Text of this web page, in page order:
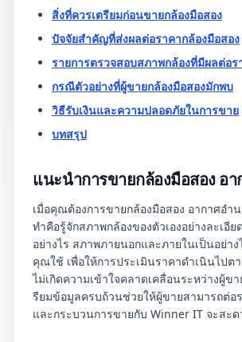
สิ่งที่ควรเตรียมก่อนขายกล้องมือสอง
ปัจจัยสำคัญที่ส่งผลต่อราคากล้องมือสอง
รายการตรวจสอบสภาพกล้องที่มีผลต่อร
กรณีตัวอย่างที่ผู้ขายกล้องมือสองมักพบ
วิธีรับเงินและความปลอดภัยในการขาย
บทสรุป
แนะนำการขายกล้องมือสอง อ
เมื่อคุณต้องการขายกล้องมือสอง อากาศอำ
ทำคือรู้จักสภาพกล้องของตัวเองอย่างละเอี
อย่างไร สภาพภายนอกและภายในเป็นอย่า
คุณใช้ เพื่อให้การประเมินราคาดำเนินไปต
ไม่เกิดความเข้าใจคลาดเคลื่อนระหว่างผู้ข
รียมข้อมูลครบถ้วนช่วยให้ผู้ขายสามารถต่อ
และกระบวนการขายกับ Winner IT จะสะ